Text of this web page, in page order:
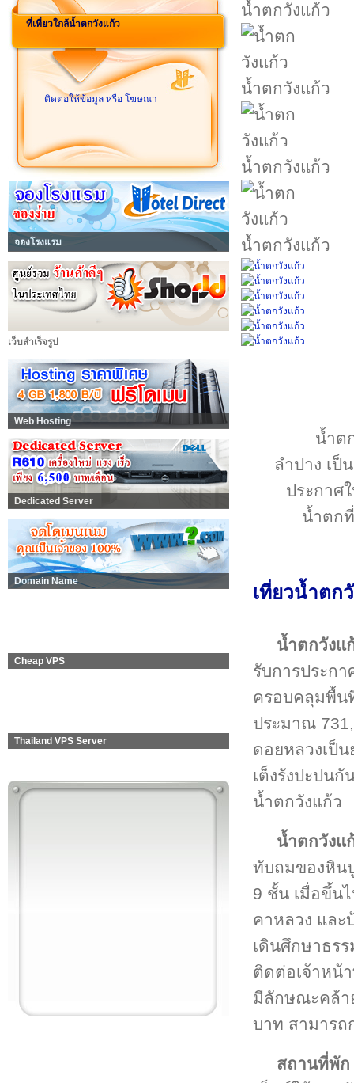
ที่เที่ยวใกล้น้ำตกวังแก้ว
ติดต่อให้ข้อมูล หรือ โฆษณา
จองโรงแรม
เว็บสำเร็จรูป
Web Hosting
Dedicated Server
Domain Name
Cheap VPS
Thailand VPS Server
น้ำตกวังแก้ว
น้ำตกวังแก้ว
น้ำตกวังแก้ว
น้ำตกวังแก้ว
น้ำต
ลำปาง เป็
ประกาศ
น้ำตก
เที่ยวน้ำตก
น้ำตกวังแ
รับการประก
ครอบคลุมพื้น
ประมาณ
ดอยหลวงเป็
เต็งรังปะปน
น้ำตกวังแก้ว
น้ำตกวังแ
ทับถมของหิน
9 ชั้น เมื่อขึ้น
คาหลวง และ
เดินศึกษาธร
ติดต่อเจ้าหน้
มีลักษณะคล้า
บาท สามารถ
สถานที่พัก